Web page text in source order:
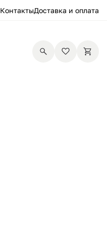
КонтактыДоставка и оплата